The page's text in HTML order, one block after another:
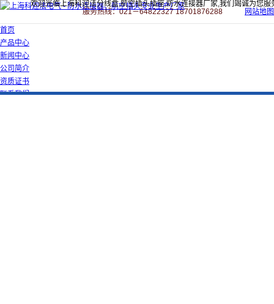
欢迎光临上海科迎法分线盒,航空插头插座,防水连接器厂家,我们竭诚为您服
服务热线：021－64822327 18701876288
网站地图
首页
产品中心
新闻中心
公司简介
资质证书
联系我们